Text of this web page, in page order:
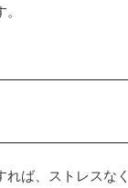
れば、ストレスな